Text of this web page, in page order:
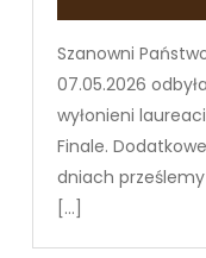
Szanowni
07.05.2026
wyłonieni
Finale.
dniach
[…]